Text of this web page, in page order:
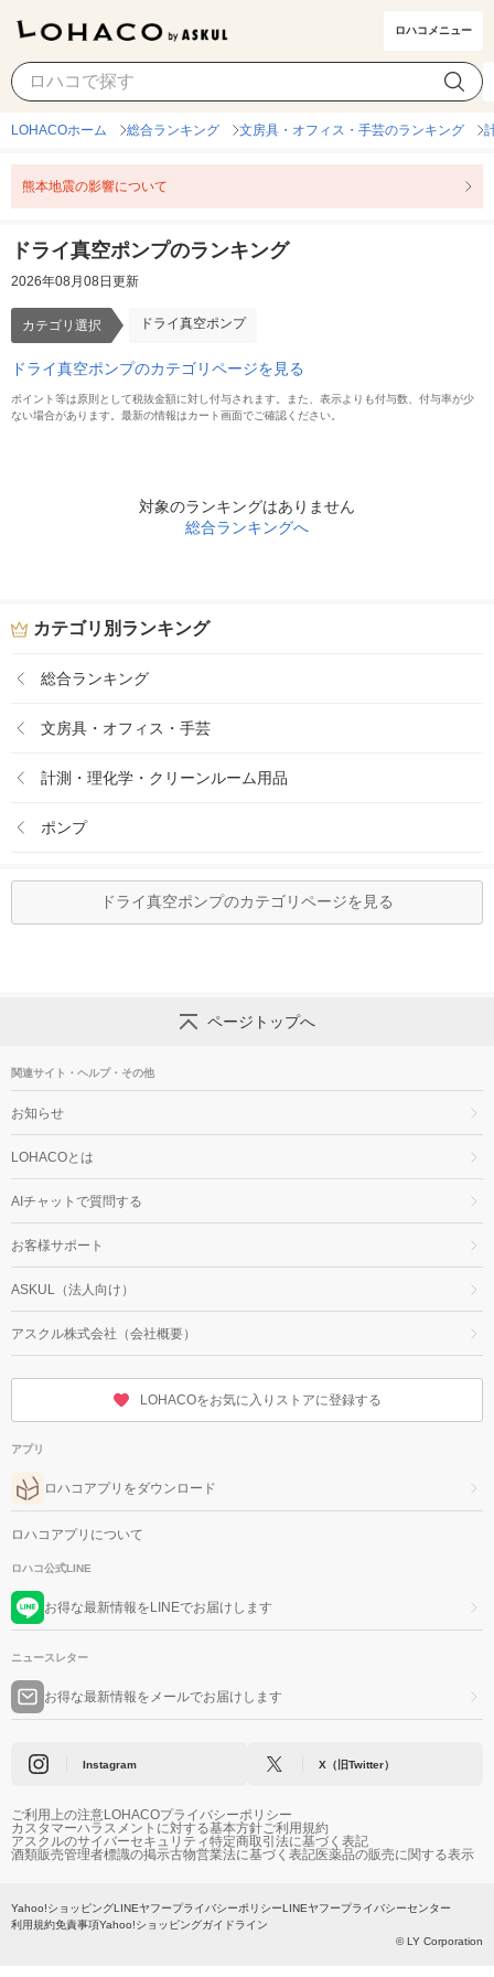
ロハコメニュー
ドライ真空ポンプ カテゴリ選択
LOHACOホーム 総合ランキング 文房具・オフィス・手芸のランキング
熊本地震の影響について
ドライ真空ポンプのランキング
2026年08月08日更新
カテゴリ選択 ドライ真空ポンプ
ドライ真空ポンプのカテゴリページを見る
ポイント等は原則として税抜金額に対し付与されます。また、表示よりも付与数、付与率が少
ない場合があります。最新の情報はカート画面でご確認ください。
対象のランキングはありません
総合ランキングへ
カテゴリ別ランキング
総合ランキング
文房具・オフィス・手芸
計測・理化学・クリーンルーム用品
ポンプ
ドライ真空ポンプのカテゴリページを見る
ページトップへ
関連サイト・ヘルプ・その他
お知らせ
LOHACOとは
AIチャットで質問する
お客様サポート
ASKUL（法人向け）
アスクル株式会社（会社概要）
LOHACOをお気に入りストアに登録する
アプリ
ロハコアプリをダウンロード
ロハコアプリについて
ロハコ公式LINE
お得な最新情報をLINEでお届けします
ニュースレター
お得な最新情報をメールでお届けします
Instagram X（旧Twitter）
ご利用上の注意LOHACOプライバシーポリシー
カスタマーハラスメントに対する基本方針ご利用規約
アスクルのサイバーセキュリティ特定商取引法に基づく表記
酒類販売管理者標識の掲示古物営業法に基づく表記医薬品の販売に関する表示
Yahoo!ショッピングLINEヤフープライバシーポリシーLINEヤフープライバシーセンター
利用規約免責事項Yahoo!ショッピングガイドライン
© LY Corporation